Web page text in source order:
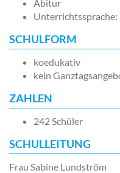
Abitur
Unterrichtssprache:
SCHULFORM
koedukativ
kein
ZAHLEN
242 Schüler
SCHULLEITUNG
Frau Sabine Lundström